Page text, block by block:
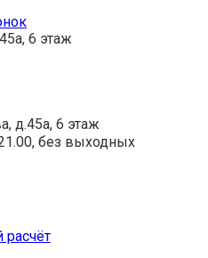
6 этаж
д.45а, 6 этаж
без выходных